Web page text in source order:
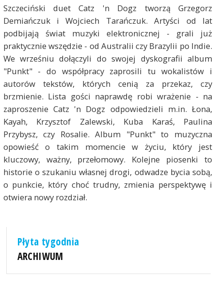
Szczeciński duet Catz 'n Dogz tworzą Grzegorz
Demiańczuk i Wojciech Tarańczuk. Artyści od lat
podbijają świat muzyki elektronicznej - grali już
praktycznie wszędzie - od Australii czy Brazylii po Indie.
We wrześniu dołączyli do swojej dyskografii album
"Punkt" - do współpracy zaprosili tu wokalistów i
autorów tekstów, których cenią za przekaz, czy
brzmienie. Lista gości naprawdę robi wrażenie - na
zaproszenie Catz 'n Dogz odpowiedzieli m.in. Łona,
Kayah, Krzysztof Zalewski, Kuba Karaś, Paulina
Przybysz, czy Rosalie. Album "Punkt" to muzyczna
opowieść o takim momencie w życiu, który jest
kluczowy, ważny, przełomowy. Kolejne piosenki to
historie o szukaniu własnej drogi, odwadze bycia sobą,
o punkcie, który choć trudny, zmienia perspektywę i
otwiera nowy rozdział.
Płyta tygodnia
ARCHIWUM